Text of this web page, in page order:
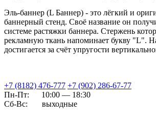
Эль-баннер (L Баннер) - это лёгкий и
баннерный стенд. Своё название он
системе растяжки баннера. Стержень
рекламную ткань напоминает букву "L".
достигается за счёт упругости
+7 (8182) 476-777 +7 (902) 286-67-77
Пн-Пт:
10:00 — 18:30
Сб-Вс:
выходные